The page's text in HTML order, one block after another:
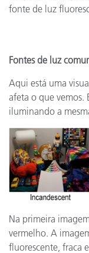
fonte de luz
Fontes de luz
Aqui está uma
afeta o que vemos.
iluminando a
Na primeira
vermelho. A
fluorescente, fraca